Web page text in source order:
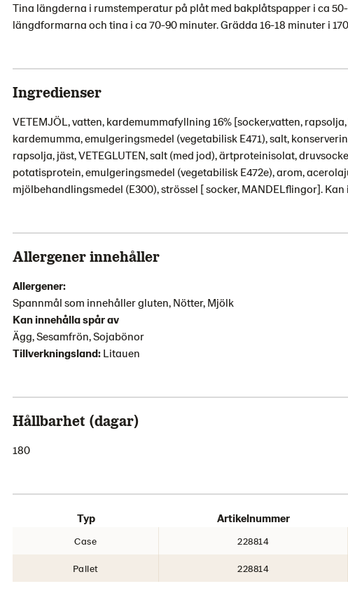
Tina längderna i rumstemperatur på plåt med bakplåtspapper i ca
längdformarna och tina i ca 70-90 minuter. Grädda 16-18 minuter i
Ingredienser
VETEMJÖL, vatten, kardemummafyllning 16% [socker,vatten,
kardemumma, emulgeringsmedel (vegetabilisk E471), salt,
rapsolja, jäst, VETEGLUTEN, salt (med jod), ärtproteinisolat,
potatisprotein, emulgeringsmedel (vegetabilisk E472e), arom,
mjölbehandlingsmedel (E300), strössel [ socker, MANDELflingor].
Allergener innehåller
Allergener:
Spannmål som innehåller gluten, Nötter, Mjölk
Kan innehålla spår av
Ägg, Sesamfrön, Sojabönor
Tillverkningsland: Litauen
Hållbarhet (dagar)
180
Typ Artikelnummer
Case 228814
Pallet 228814